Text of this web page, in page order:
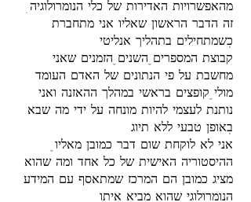
מהאפשרויות האדירות של כלי הנומרולוגיה
זה הדבר הראשון שאליו אני מתחברת
קבוצת המספרים, השנים, הזמנים שאני
מחשבת על פי הנתונים של האדם העומד
מולי, קופצים בראשי במהלך ההאזנה ואני
נותנת לעצמי להיות מונחה על ידי מה שבא
אני לא לוקחת שום דבר כמובן מאליו,
ההיסטוריה האישית של כל אחד ומה שהוא
מציג כמובן הם המרכז שמתאסף עם המידע